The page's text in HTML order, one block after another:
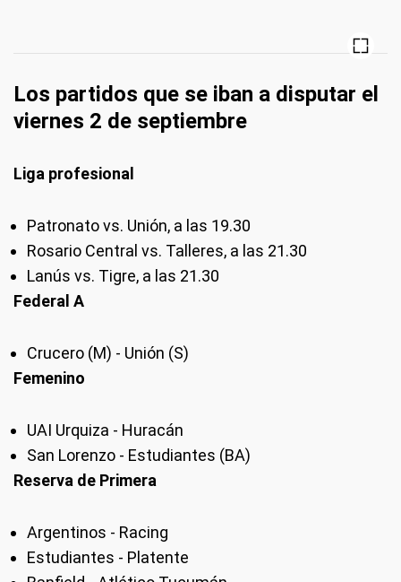
Los partidos que se iban a disputar el
viernes 2 de septiembre
Liga profesional
Patronato vs. Unión, a las 19.30
Rosario Central vs. Talleres, a las 21.30
Lanús vs. Tigre, a las 21.30
Federal A
Crucero (M) - Unión (S)
Femenino
UAI Urquiza - Huracán
San Lorenzo - Estudiantes (BA)
Reserva de Primera
Argentinos - Racing
Estudiantes - Platente